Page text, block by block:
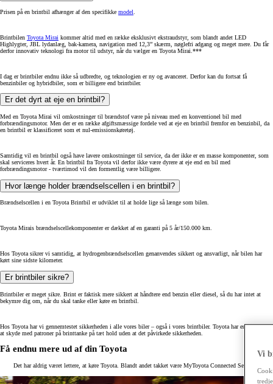
Prisen på en brintbil afhænger af den specifikke model
Brintbilen Toyota Mirai kommer altid med en række eksklusivt ekstraudstyr, som blandt andet LED
Highlygter, JBL lydanlæg, bak-kamera, navigation med 12,3” skærm, nøglefri adgang og meget mere. Du får
derfor innovativ teknologi fra motor til udstyr, når du vælger en Toyota Mirai.***
I dag er brintbiler endnu ikke så udbredte, og teknologien er ny og avanceret. Derfor kan du fortsat få
benzinbiler og hybridbiler, som er billigere end brintbiler.
Er det dyrt at eje en brintbil?
Med en Toyota Mirai vil omkostninger til brændstof være på niveau med en konventionel bil med
forbrændingsmotor. Men der er en række afgiftsmæssige fordele ved at eje en brintbil fremfor en benzinbil, da
en brintbil er klassificeret som et nul-emissionskøretøj.
Samtidig vil en brintbil også have lavere omkostninger til service, da der ikke er en masse komponenter, som
skal serviceres hvert år. En brintbil fra Toyota vil derfor ikke være dyrere at eje end en bil med
forbrændingsmotor - tværtimod vil den formentlig være billigere.
Hvor længe holder brændselscellen i en brintbil?
Brændselscellen i en Toyota Brintbil er udviklet til at holde lige så længe som bilen.
Toyota Mirais brændselscellekomponenter er dækket af en garanti på 5 år/150.000 km.
Hos Toyota sikrer vi samtidig, at hydrogenbrændselscellen genanvendes sikkert og ansvarligt, når bilen har
kørt sine sidste kilometer.
Er brintbiler sikre?
Brintbiler er meget sikre. Brint er faktisk mere sikkert at håndtere end benzin eller diesel, så du har intet at
bekymre dig om, når du skal tanke eller køre en brintbil.
Hos Toyota har vi gennemtestet sikkerheden i alle vores biler – også i vores brintbiler. Toyota har endda testet
at skyde med patroner på brinttanke på tæt hold uden at det påvirkede sikkerheden.
Få endnu mere ud af din Toyota
Det har aldrig været lettere, at køre Toyota. Blandt andet takket være MyToyota Connected Services.
Vi